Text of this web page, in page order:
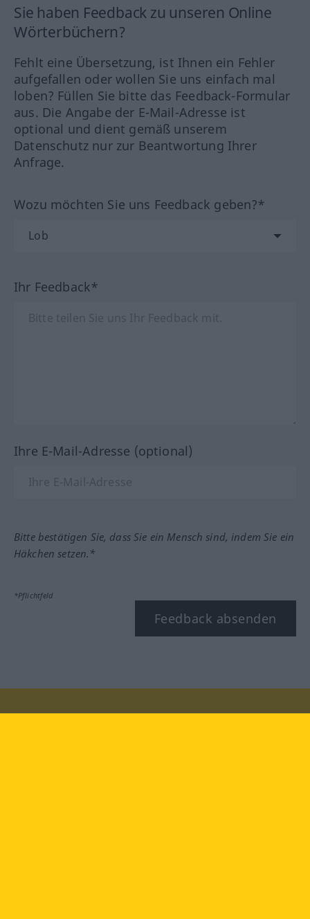
Sie haben Feedback zu unseren Online
Wörterbüchern?
Fehlt eine Übersetzung, ist Ihnen ein Fehler
aufgefallen oder wollen Sie uns einfach mal
loben? Füllen Sie bitte das Feedback-Formular
aus. Die Angabe der E-Mail-Adresse ist
optional und dient gemäß unserem
Datenschutz nur zur Beantwortung Ihrer
Anfrage.
Wozu möchten Sie uns Feedback geben?*
Ihr Feedback*
Ihre E-Mail-Adresse (optional)
Bitte bestätigen Sie, dass Sie ein Mensch sind, indem Sie ein
Häkchen setzen.*
*Pflichtfeld
Feedback absenden